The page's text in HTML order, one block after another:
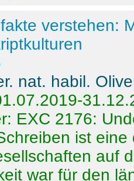
verstehen:
nat. habil.
EXC 2176:
ist
auf
war für den